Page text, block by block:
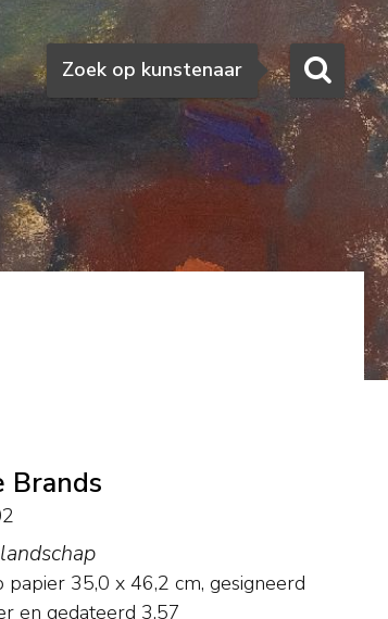
Zoeken
Zoek op kunstenaar
Brands
papier 35,0 x 46,2 cm, gesigneerd
en gedateerd 3.57